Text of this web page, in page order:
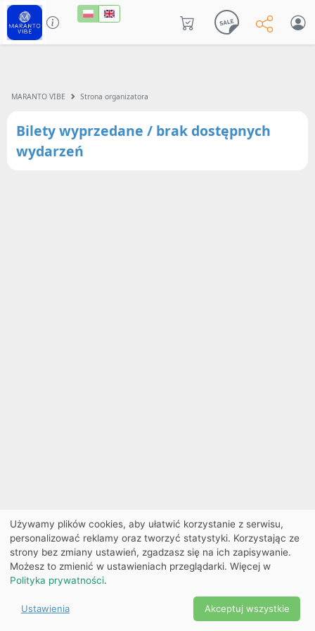
MARANTO VIBE Strona organizatora
Bilety wyprzedane / brak dostępnych
wydarzeń
Ekobilet2026 |
Ustawienia
cookies
2026
Używamy plików cookies, aby ułatwić korzystanie z serwisu,
personalizować reklamy oraz tworzyć statystyki. Korzystając ze
strony bez zmiany ustawień, zgadzasz się na ich zapisywanie.
Możesz to zmienić w ustawieniach przeglądarki. Więcej w
Polityka prywatności.
Ustawienia Akceptuj wszystkie